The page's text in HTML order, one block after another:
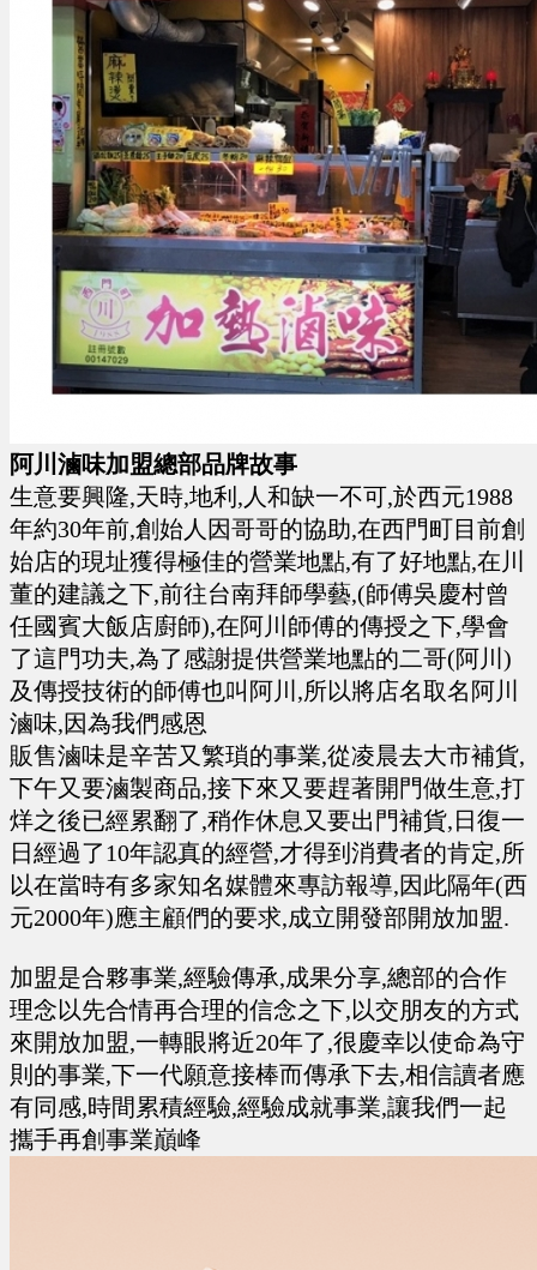
阿川滷味加盟總部品牌故事
生意要興隆,天時,地利,人和缺一不可,於西元1988
年約30年前,創始人因哥哥的協助,在西門町目前創
始店的現址獲得極佳的營業地點,有了好地點,在川
董的建議之下,前往台南拜師學藝,(師傅吳慶村曾
任國賓大飯店廚師),在阿川師傅的傳授之下,學會
了這門功夫,為了感謝提供營業地點的二哥(阿川)
及傳授技術的師傅也叫阿川,所以將店名取名阿川
滷味,因為我們感恩
販售滷味是辛苦又繁瑣的事業,從凌晨去大市補貨,
下午又要滷製商品,接下來又要趕著開門做生意,打
烊之後已經累翻了,稍作休息又要出門補貨,日復一
日經過了10年認真的經營,才得到消費者的肯定,所
以在當時有多家知名媒體來專訪報導,因此隔年(西
元2000年)應主顧們的要求,成立開發部開放加盟.
加盟是合夥事業,經驗傳承,成果分享,總部的合作
理念以先合情再合理的信念之下,以交朋友的方式
來開放加盟,一轉眼將近20年了,很慶幸以使命為守
則的事業,下一代願意接棒而傳承下去,相信讀者應
有同感,時間累積經驗,經驗成就事業,讓我們一起
攜手再創事業巔峰